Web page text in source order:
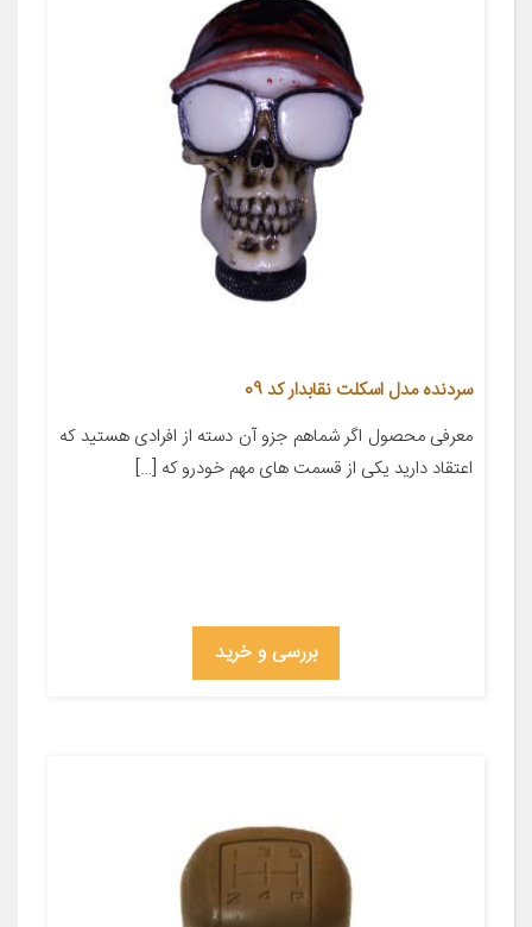
سردنده مدل اسکلت نقابدار کد 09
معرفی محصول اگر شماهم جزو آن دسته از افرادی هستید که
اعتقاد دارید یکی از قسمت های مهم خودرو که […]
بررسی و خرید